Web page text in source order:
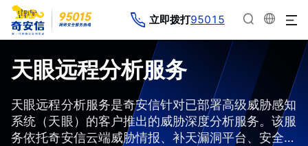
立即拨打95015
天眼远程分析服务
天眼远程分析服务是奇安信针对已部署高级威胁感知
系统（天眼）的客户推出的威胁深度分析服务。该服
务依托奇安信云端威胁情报、补天漏洞平台、安全响